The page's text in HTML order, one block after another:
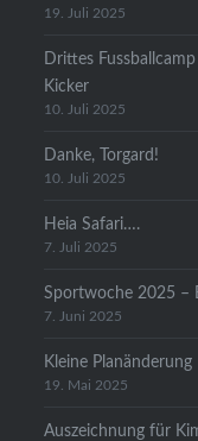
19. Juli 2025
Drittes
Kicker
10. Juli 2025
Danke, Torgard!
10. Juli 2025
Heia Safari….
7. Juli 2025
Sportwoche 2025 –
7. Juni 2025
Kleine Planänderung
19. Mai 2025
Auszeichnung für